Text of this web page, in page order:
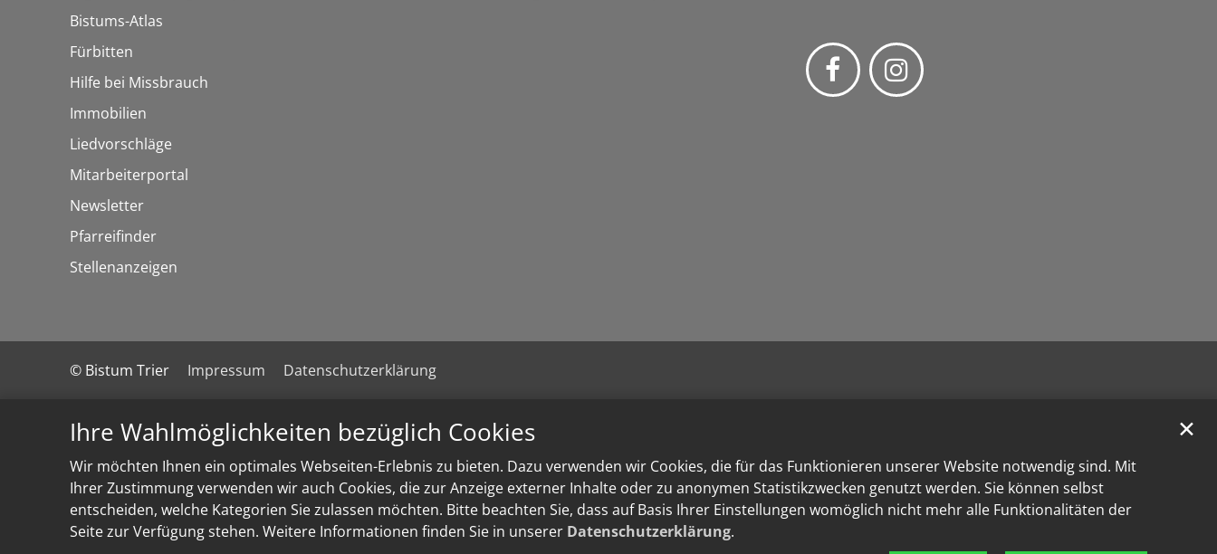
Ihre Wahlmöglichkeiten bezüglich Cookies
Wir möchten Ihnen ein optimales Webseiten-Erlebnis zu bieten. Dazu verwenden wir Cookies, die für das Funktionieren unserer Website notwendig sind. Mit
Ihrer Zustimmung verwenden wir auch Cookies, die zur Anzeige externer Inhalte oder zu anonymen Statistikzwecken genutzt werden. Sie können selbst
entscheiden, welche Kategorien Sie zulassen möchten. Bitte beachten Sie, dass auf Basis Ihrer Einstellungen womöglich nicht mehr alle Funktionalitäten der
Seite zur Verfügung stehen. Weitere Informationen finden Sie in unserer Datenschutzerklärung.
✕
Bistums-Atlas
Fürbitten
Hilfe bei Missbrauch
Immobilien
Liedvorschläge
Mitarbeiterportal
Newsletter
Pfarreifinder
Stellenanzeigen
© Bistum Trier Impressum Datenschutzerklärung